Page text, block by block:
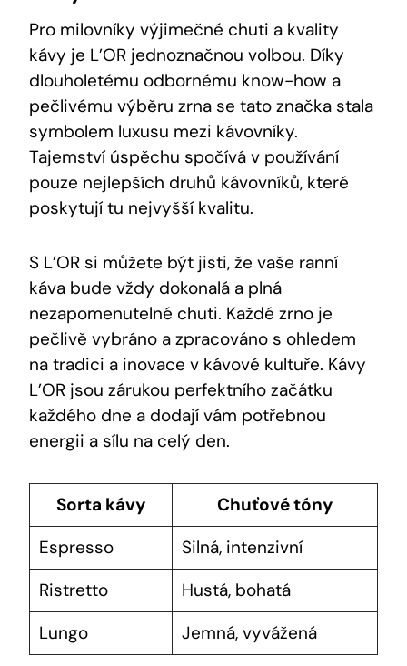
Pro milovníky výjimečné chuti a kvality
kávy je L’OR jednoznačnou volbou. Díky
dlouholetému odbornému know-how a
pečlivému výběru zrna se tato značka stala
symbolem luxusu mezi kávovníky.
Tajemství úspěchu spočívá v používání
pouze nejlepších druhů kávovníků, které
poskytují tu nejvyšší kvalitu.
S L’OR si můžete být jisti, že vaše ranní
káva bude vždy dokonalá a plná
nezapomenutelné chuti. Každé zrno je
pečlivě vybráno a zpracováno s ohledem
na tradici a inovace v kávové kultuře. Kávy
L’OR jsou zárukou perfektního začátku
každého dne a dodají vám potřebnou
energii a sílu na celý den.
Sorta kávy
Chuťové tóny
Espresso
Silná, intenzivní
Ristretto
Hustá, bohatá
Lungo
Jemná, vyvážená